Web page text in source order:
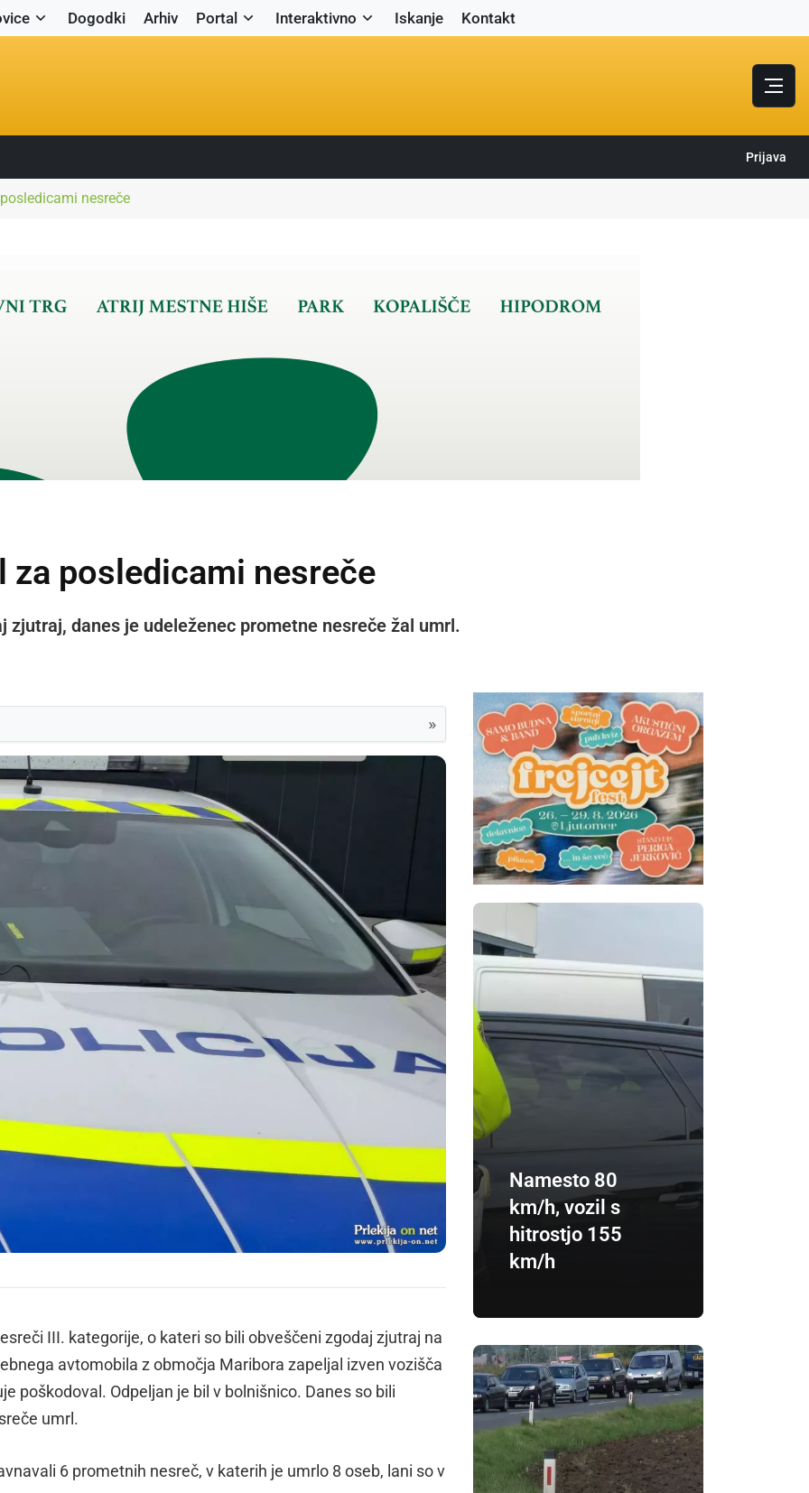
Dogodki Arhiv Portal Interaktivno Iskanje Kontakt
Prijava
nesreče
za posledicami nesreče
zjutraj, danes je udeleženec prometne nesreče žal umrl.
»
III. kategorije, o kateri so bili obveščeni zgodaj zjutraj na
avtomobila z območja Maribora zapeljal izven vozišča
poškodoval. Odpeljan je bil v bolnišnico. Danes so bili
umrl.
6 prometnih nesreč, v katerih je umrlo 8 oseb, lani so v
Namesto 80
km/h, vozil s
hitrostjo 155
km/h